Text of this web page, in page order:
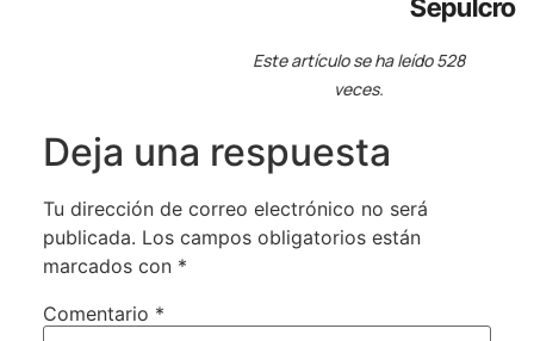
Sepulcro
Este artículo se ha leído 528
veces.
Deja una respuesta
Tu dirección de correo electrónico no será
publicada. Los campos obligatorios están
marcados con *
Comentario *